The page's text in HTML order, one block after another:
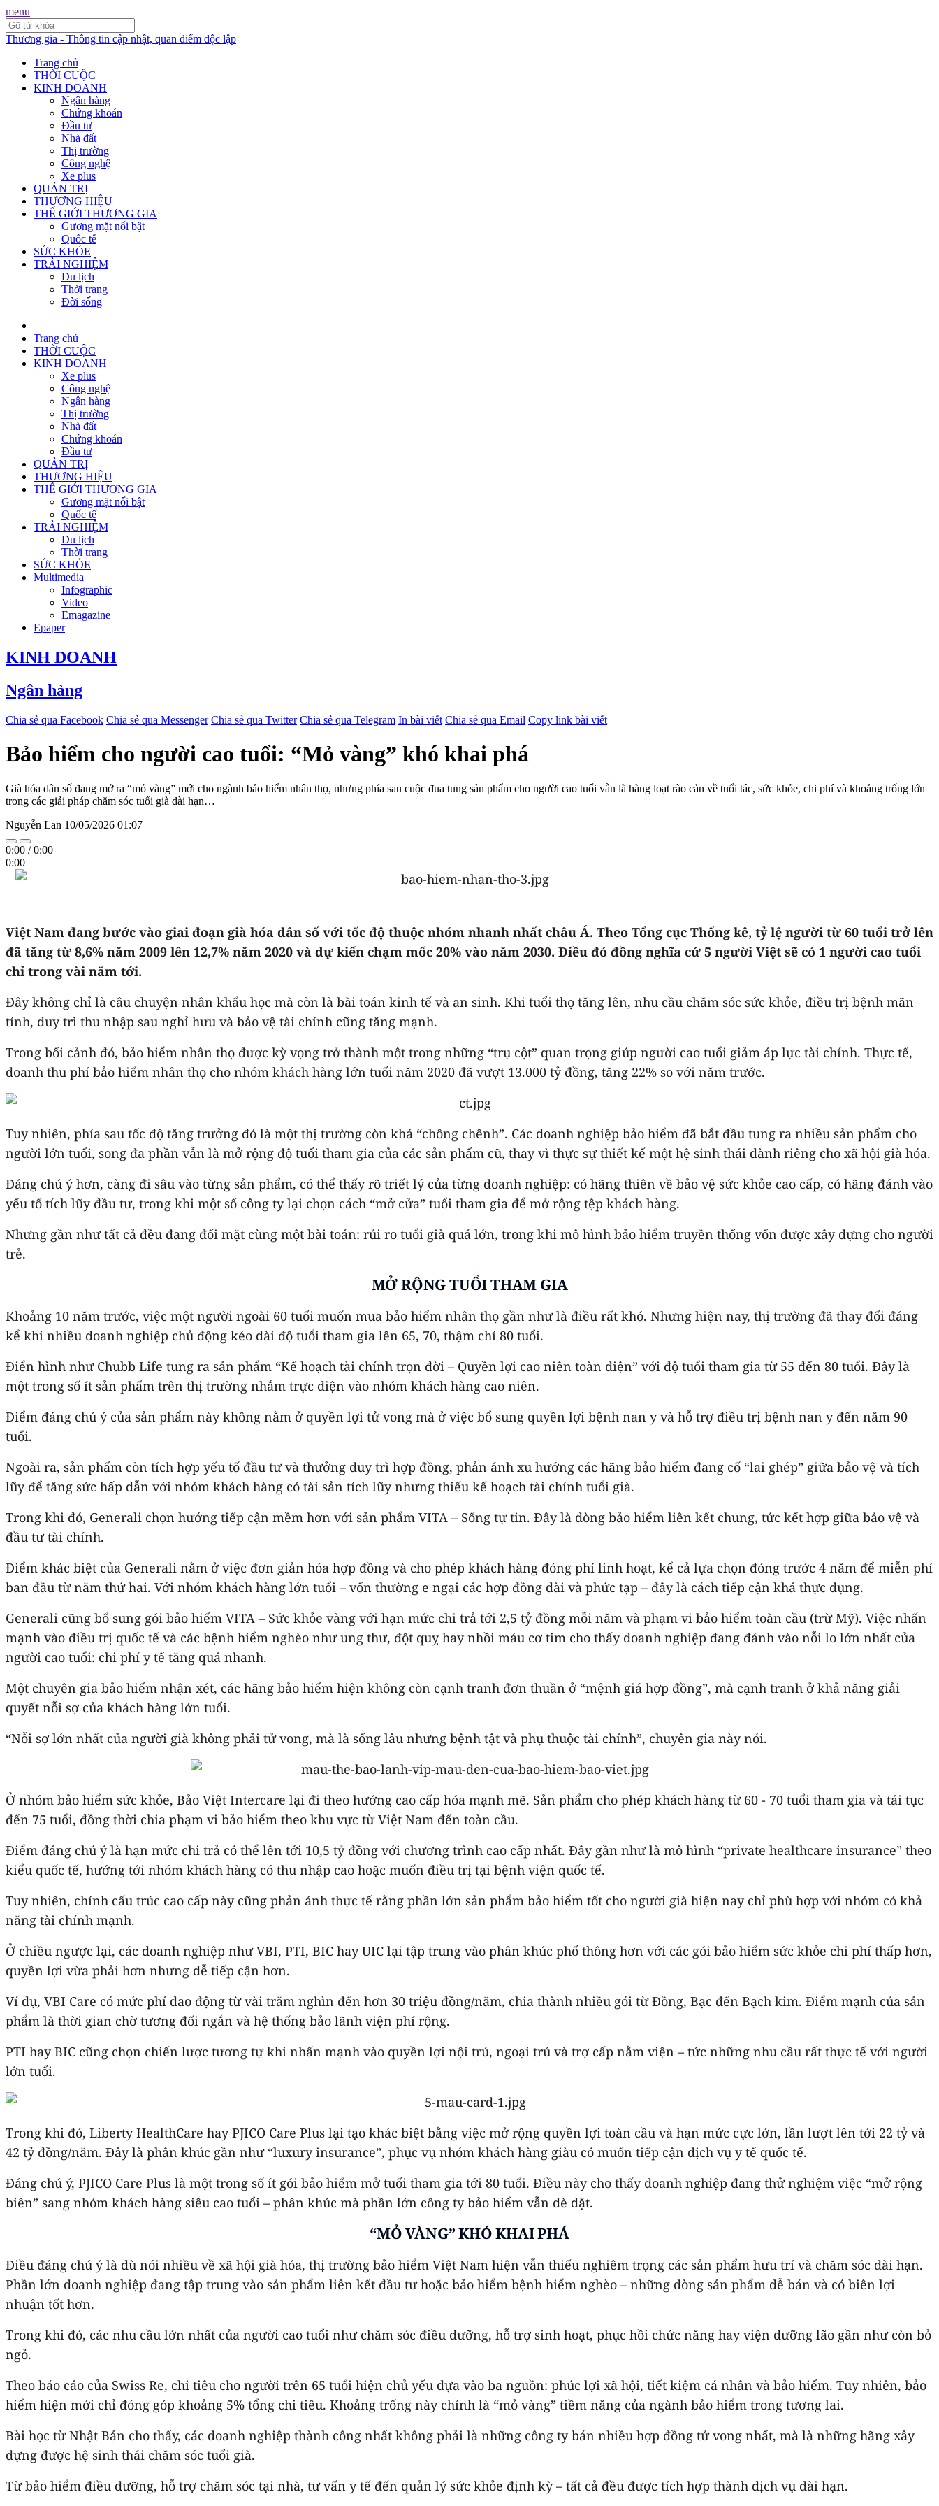
menu
Thương gia - Thông tin cập nhật, quan điểm độc lập
Trang chủ
THỜI CUỘC
KINH DOANH
Ngân hàng
Chứng khoán
Đầu tư
Nhà đất
Thị trường
Công nghệ
Xe plus
QUẢN TRỊ
THƯƠNG HIỆU
THẾ GIỚI THƯƠNG GIA
Gương mặt nổi bật
Quốc tế
SỨC KHỎE
TRẢI NGHIỆM
Du lịch
Thời trang
Đời sống
Trang chủ
THỜI CUỘC
KINH DOANH
Xe plus
Công nghệ
Ngân hàng
Thị trường
Nhà đất
Chứng khoán
Đầu tư
QUẢN TRỊ
THƯƠNG HIỆU
THẾ GIỚI THƯƠNG GIA
Gương mặt nổi bật
Quốc tế
TRẢI NGHIỆM
Du lịch
Thời trang
SỨC KHỎE
Multimedia
Infographic
Video
Emagazine
Epaper
KINH DOANH
Ngân hàng
Chia sẻ qua Facebook Chia sẻ qua Messenger Chia sẻ qua Twitter Chia sẻ qua Telegram In bài viết Chia sẻ qua Email Copy link bài viết
Bảo hiểm cho người cao tuổi: “Mỏ vàng” khó khai phá
Già hóa dân số đang mở ra “mỏ vàng” mới cho ngành bảo hiểm nhân thọ, nhưng phía sau cuộc đua tung sản phẩm cho người cao tuổi vẫn là hàng loạt rào cản về tuổi tác, sức khỏe, chi phí và khoảng trống lớn
trong các giải pháp chăm sóc tuổi già dài hạn…
Nguyễn Lan 10/05/2026 01:07
0:00 /0:00
0:00
Việt Nam đang bước vào giai đoạn già hóa dân số với tốc độ thuộc nhóm nhanh nhất châu Á. Theo Tổng cục Thống kê, tỷ lệ người từ 60 tuổi trở lên
đã tăng từ 8,6% năm 2009 lên 12,7% năm 2020 và dự kiến chạm mốc 20% vào năm 2030. Điều đó đồng nghĩa cứ 5 người Việt sẽ có 1 người cao tuổi
chỉ trong vài năm tới.
Đây không chỉ là câu chuyện nhân khẩu học mà còn là bài toán kinh tế và an sinh. Khi tuổi thọ tăng lên, nhu cầu chăm sóc sức khỏe, điều trị bệnh mãn
tính, duy trì thu nhập sau nghỉ hưu và bảo vệ tài chính cũng tăng mạnh.
Trong bối cảnh đó, bảo hiểm nhân thọ được kỳ vọng trở thành một trong những “trụ cột” quan trọng giúp người cao tuổi giảm áp lực tài chính. Thực tế,
doanh thu phí bảo hiểm nhân thọ cho nhóm khách hàng lớn tuổi năm 2020 đã vượt 13.000 tỷ đồng, tăng 22% so với năm trước.
Tuy nhiên, phía sau tốc độ tăng trưởng đó là một thị trường còn khá “chông chênh”. Các doanh nghiệp bảo hiểm đã bắt đầu tung ra nhiều sản phẩm cho
người lớn tuổi, song đa phần vẫn là mở rộng độ tuổi tham gia của các sản phẩm cũ, thay vì thực sự thiết kế một hệ sinh thái dành riêng cho xã hội già hóa.
Đáng chú ý hơn, càng đi sâu vào từng sản phẩm, có thể thấy rõ triết lý của từng doanh nghiệp: có hãng thiên về bảo vệ sức khỏe cao cấp, có hãng đánh vào
yếu tố tích lũy đầu tư, trong khi một số công ty lại chọn cách “mở cửa” tuổi tham gia để mở rộng tệp khách hàng.
Nhưng gần như tất cả đều đang đối mặt cùng một bài toán: rủi ro tuổi già quá lớn, trong khi mô hình bảo hiểm truyền thống vốn được xây dựng cho người
trẻ.
MỞ RỘNG TUỔI THAM GIA
Khoảng 10 năm trước, việc một người ngoài 60 tuổi muốn mua bảo hiểm nhân thọ gần như là điều rất khó. Nhưng hiện nay, thị trường đã thay đổi đáng
kể khi nhiều doanh nghiệp chủ động kéo dài độ tuổi tham gia lên 65, 70, thậm chí 80 tuổi.
Điển hình như Chubb Life tung ra sản phẩm “Kế hoạch tài chính trọn đời – Quyền lợi cao niên toàn diện” với độ tuổi tham gia từ 55 đến 80 tuổi. Đây là
một trong số ít sản phẩm trên thị trường nhắm trực diện vào nhóm khách hàng cao niên.
Điểm đáng chú ý của sản phẩm này không nằm ở quyền lợi tử vong mà ở việc bổ sung quyền lợi bệnh nan y và hỗ trợ điều trị bệnh nan y đến năm 90
tuổi.
Ngoài ra, sản phẩm còn tích hợp yếu tố đầu tư và thưởng duy trì hợp đồng, phản ánh xu hướng các hãng bảo hiểm đang cố “lai ghép” giữa bảo vệ và tích
lũy để tăng sức hấp dẫn với nhóm khách hàng có tài sản tích lũy nhưng thiếu kế hoạch tài chính tuổi già.
Trong khi đó, Generali chọn hướng tiếp cận mềm hơn với sản phẩm VITA – Sống tự tin. Đây là dòng bảo hiểm liên kết chung, tức kết hợp giữa bảo vệ và
đầu tư tài chính.
Điểm khác biệt của Generali nằm ở việc đơn giản hóa hợp đồng và cho phép khách hàng đóng phí linh hoạt, kể cả lựa chọn đóng trước 4 năm để miễn phí
ban đầu từ năm thứ hai. Với nhóm khách hàng lớn tuổi – vốn thường e ngại các hợp đồng dài và phức tạp – đây là cách tiếp cận khá thực dụng.
Generali cũng bổ sung gói bảo hiểm VITA – Sức khỏe vàng với hạn mức chi trả tới 2,5 tỷ đồng mỗi năm và phạm vi bảo hiểm toàn cầu (trừ Mỹ). Việc nhấn
mạnh vào điều trị quốc tế và các bệnh hiểm nghèo như ung thư, đột quỵ hay nhồi máu cơ tim cho thấy doanh nghiệp đang đánh vào nỗi lo lớn nhất của
người cao tuổi: chi phí y tế tăng quá nhanh.
Một chuyên gia bảo hiểm nhận xét, các hãng bảo hiểm hiện không còn cạnh tranh đơn thuần ở “mệnh giá hợp đồng”, mà cạnh tranh ở khả năng giải
quyết nỗi sợ của khách hàng lớn tuổi.
“Nỗi sợ lớn nhất của người già không phải tử vong, mà là sống lâu nhưng bệnh tật và phụ thuộc tài chính”, chuyên gia này nói.
Ở nhóm bảo hiểm sức khỏe, Bảo Việt Intercare lại đi theo hướng cao cấp hóa mạnh mẽ. Sản phẩm cho phép khách hàng từ 60 - 70 tuổi tham gia và tái tục
đến 75 tuổi, đồng thời chia phạm vi bảo hiểm theo khu vực từ Việt Nam đến toàn cầu.
Điểm đáng chú ý là hạn mức chi trả có thể lên tới 10,5 tỷ đồng với chương trình cao cấp nhất. Đây gần như là mô hình “private healthcare insurance” theo
kiểu quốc tế, hướng tới nhóm khách hàng có thu nhập cao hoặc muốn điều trị tại bệnh viện quốc tế.
Tuy nhiên, chính cấu trúc cao cấp này cũng phản ánh thực tế rằng phần lớn sản phẩm bảo hiểm tốt cho người già hiện nay chỉ phù hợp với nhóm có khả
năng tài chính mạnh.
Ở chiều ngược lại, các doanh nghiệp như VBI, PTI, BIC hay UIC lại tập trung vào phân khúc phổ thông hơn với các gói bảo hiểm sức khỏe chi phí thấp hơn,
quyền lợi vừa phải hơn nhưng dễ tiếp cận hơn.
Ví dụ, VBI Care có mức phí dao động từ vài trăm nghìn đến hơn 30 triệu đồng/năm, chia thành nhiều gói từ Đồng, Bạc đến Bạch kim. Điểm mạnh của sản
phẩm là thời gian chờ tương đối ngắn và hệ thống bảo lãnh viện phí rộng.
PTI hay BIC cũng chọn chiến lược tương tự khi nhấn mạnh vào quyền lợi nội trú, ngoại trú và trợ cấp nằm viện – tức những nhu cầu rất thực tế với người
lớn tuổi.
Trong khi đó, Liberty HealthCare hay PJICO Care Plus lại tạo khác biệt bằng việc mở rộng quyền lợi toàn cầu và hạn mức cực lớn, lần lượt lên tới 22 tỷ và
42 tỷ đồng/năm. Đây là phân khúc gần như “luxury insurance”, phục vụ nhóm khách hàng giàu có muốn tiếp cận dịch vụ y tế quốc tế.
Đáng chú ý, PJICO Care Plus là một trong số ít gói bảo hiểm mở tuổi tham gia tới 80 tuổi. Điều này cho thấy doanh nghiệp đang thử nghiệm việc “mở rộng
biên” sang nhóm khách hàng siêu cao tuổi – phân khúc mà phần lớn công ty bảo hiểm vẫn dè dặt.
“MỎ VÀNG” KHÓ KHAI PHÁ
Điều đáng chú ý là dù nói nhiều về xã hội già hóa, thị trường bảo hiểm Việt Nam hiện vẫn thiếu nghiêm trọng các sản phẩm hưu trí và chăm sóc dài hạn.
Phần lớn doanh nghiệp đang tập trung vào sản phẩm liên kết đầu tư hoặc bảo hiểm bệnh hiểm nghèo – những dòng sản phẩm dễ bán và có biên lợi
nhuận tốt hơn.
Trong khi đó, các nhu cầu lớn nhất của người cao tuổi như chăm sóc điều dưỡng, hỗ trợ sinh hoạt, phục hồi chức năng hay viện dưỡng lão gần như còn bỏ
ngỏ.
Theo báo cáo của Swiss Re, chi tiêu cho người trên 65 tuổi hiện chủ yếu dựa vào ba nguồn: phúc lợi xã hội, tiết kiệm cá nhân và bảo hiểm. Tuy nhiên, bảo
hiểm hiện mới chỉ đóng góp khoảng 5% tổng chi tiêu. Khoảng trống này chính là “mỏ vàng” tiềm năng của ngành bảo hiểm trong tương lai.
Bài học từ Nhật Bản cho thấy, các doanh nghiệp thành công nhất không phải là những công ty bán nhiều hợp đồng tử vong nhất, mà là những hãng xây
dựng được hệ sinh thái chăm sóc tuổi già.
Từ bảo hiểm điều dưỡng, hỗ trợ chăm sóc tại nhà, tư vấn y tế đến quản lý sức khỏe định kỳ – tất cả đều được tích hợp thành dịch vụ dài hạn.